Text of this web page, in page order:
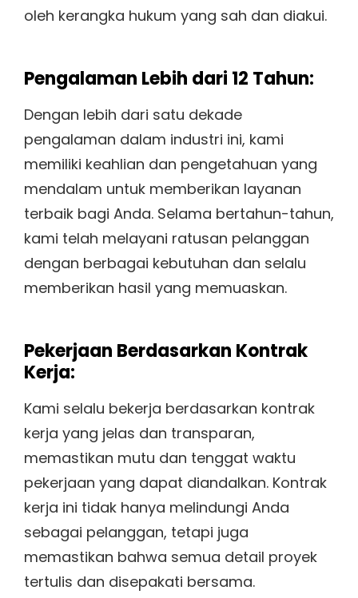
oleh kerangka hukum yang sah dan diakui.
Pengalaman Lebih dari 12 Tahun:
Dengan lebih dari satu dekade
pengalaman dalam industri ini, kami
memiliki keahlian dan pengetahuan yang
mendalam untuk memberikan layanan
terbaik bagi Anda. Selama bertahun-tahun,
kami telah melayani ratusan pelanggan
dengan berbagai kebutuhan dan selalu
memberikan hasil yang memuaskan.
Pekerjaan Berdasarkan Kontrak
Kerja:
Kami selalu bekerja berdasarkan kontrak
kerja yang jelas dan transparan,
memastikan mutu dan tenggat waktu
pekerjaan yang dapat diandalkan. Kontrak
kerja ini tidak hanya melindungi Anda
sebagai pelanggan, tetapi juga
memastikan bahwa semua detail proyek
tertulis dan disepakati bersama.